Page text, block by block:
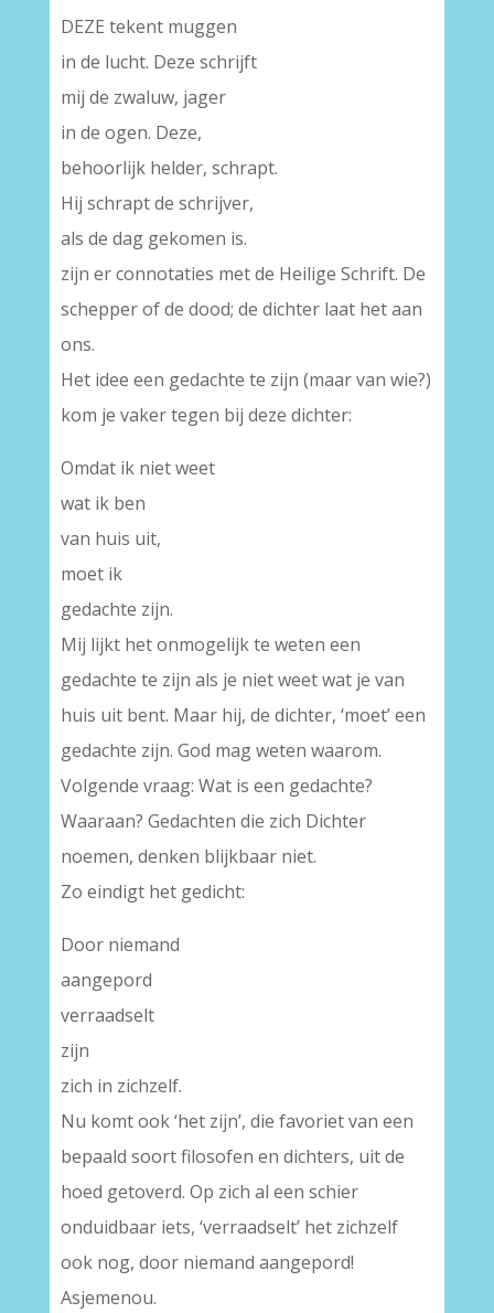
DEZE tekent muggen
in de lucht. Deze schrijft
mij de zwaluw, jager
in de ogen. Deze,
behoorlijk helder, schrapt.
Hij schrapt de schrijver,
als de dag gekomen is.
zijn er connotaties met de Heilige Schrift. De
schepper of de dood; de dichter laat het aan
ons.
Het idee een gedachte te zijn (maar van wie?)
kom je vaker tegen bij deze dichter:
Omdat ik niet weet
wat ik ben
van huis uit,
moet ik
gedachte zijn.
Mij lijkt het onmogelijk te weten een
gedachte te zijn als je niet weet wat je van
huis uit bent. Maar hij, de dichter, ‘moet’ een
gedachte zijn. God mag weten waarom.
Volgende vraag: Wat is een gedachte?
Waaraan? Gedachten die zich Dichter
noemen, denken blijkbaar niet.
Zo eindigt het gedicht:
Door niemand
aangepord
verraadselt
zijn
zich in zichzelf.
Nu komt ook ‘het zijn’, die favoriet van een
bepaald soort filosofen en dichters, uit de
hoed getoverd. Op zich al een schier
onduidbaar iets, ‘verraadselt’ het zichzelf
ook nog, door niemand aangepord!
Asjemenou.